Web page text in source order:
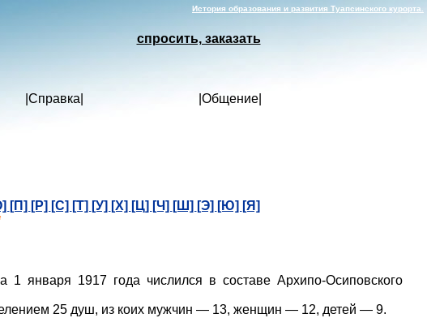
История образования и развития Туапсинского курорта.
спросить, заказать
Справка Общение|
[П] [Р] [С] [Т] [У] [Х] [Ц] [Ч] [Ш] [Э] [Ю] [Я]
января 1917 года числился в составе Архипо-Осиповского
25 душ, из коих мужчин — 13, женщин — 12, детей — 9.